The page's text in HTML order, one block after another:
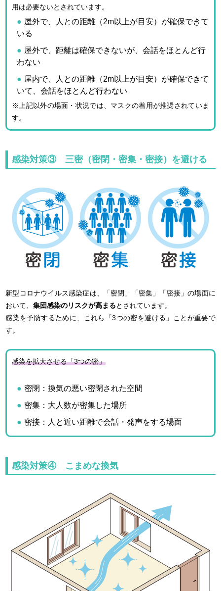
用は必要ないとされています。
屋外で、人との距離（2m以上が目安）が確保できて
いる
屋外で、距離は確保できないが、会話をほとんど行
わない
屋内で、人との距離（2m以上が目安）が確保できて
いて、会話をほとんど行わない
※上記以外の場面・状況では、マスクの着用が推奨されていま
す。
感染対策③ 三密（密閉・密集・密接）を避ける
新型コロナウイルス感染症は、「密閉」「密集」「密接」の場面に
おいて、集団感染のリスクが高まるとされています。
感染を予防するために、これら「3つの密を避ける」ことが重要で
す。
感染を拡大させる「3つの密」
密閉：換気の悪い密閉された空間
密集：大人数が密集した場所
密接：人と近い距離で会話・発声をする場面
感染対策④ こまめな換気